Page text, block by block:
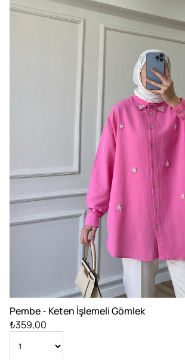
Pembe - Keten İşlemeli Gömlek
₺359,00